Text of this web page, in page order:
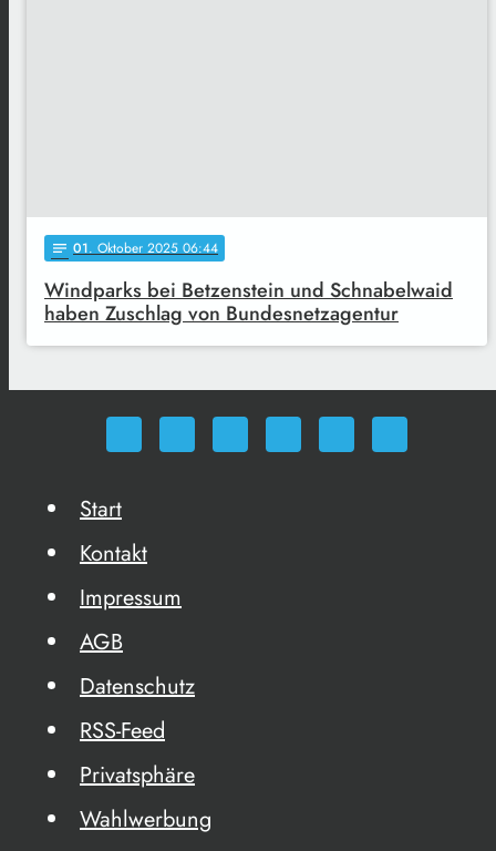
notes 01. Oktober 2025 06:44
Windparks bei Betzenstein und Schnabelwaid
haben Zuschlag von Bundesnetzagentur
Start
Kontakt
Impressum
AGB
Datenschutz
RSS-Feed
Privatsphäre
Wahlwerbung